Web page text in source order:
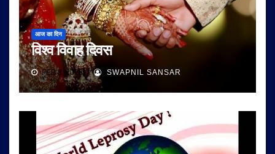
आज का दिन
विश्व विवाह दिवस
FEB 8, 2026 SWAPNIL SANSAR